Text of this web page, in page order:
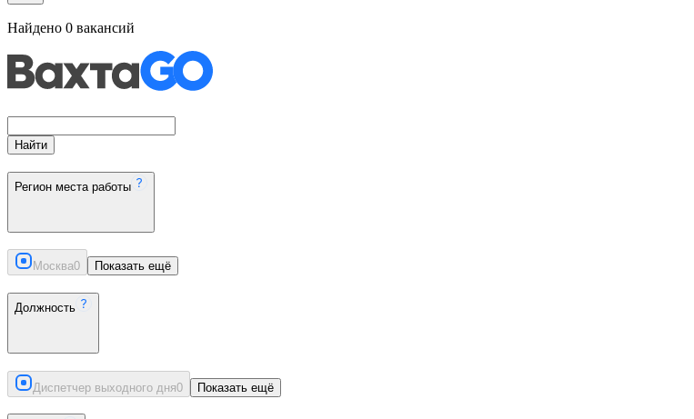
Найдено 0 вакансий
Найти
Регион места работы
Москва0 Показать ещё
Должность
Диспетчер выходного дня0 Показать ещё